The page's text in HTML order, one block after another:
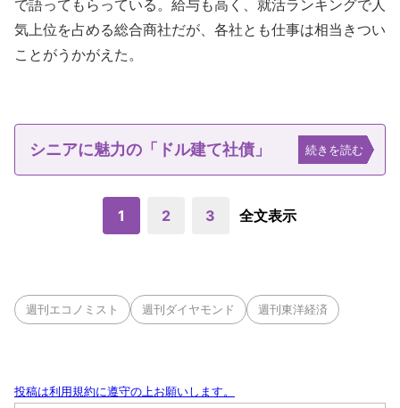
で語ってもらっている。給与も高く、就活ランキングで人
気上位を占める総合商社だが、各社とも仕事は相当きつい
ことがうかがえた。
シニアに魅力の「ドル建て社債」 続きを読む
1 2 3 全文表示
週刊エコノミスト 週刊ダイヤモンド 週刊東洋経済